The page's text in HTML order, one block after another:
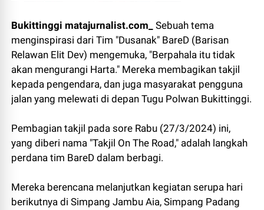
Bukittinggi matajurnalist.com_Sebuah tema
menginspirasi dari Tim "Dusanak" BareD (Barisan
Relawan Elit Dev) mengemuka, "Berpahala itu tidak
akan mengurangi Harta." Mereka membagikan takjil
kepada pengendara, dan juga masyarakat pengguna
jalan yang melewati di depan Tugu Polwan Bukittinggi.
Pembagian takjil pada sore Rabu (27/3/2024) ini,
yang diberi nama "Takjil On The Road," adalah langkah
perdana tim BareD dalam berbagi.
Mereka berencana melanjutkan kegiatan serupa hari
berikutnya di Simpang Jambu Aia, Simpang Padang